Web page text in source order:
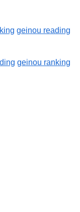
geinou reading
geinou ranking